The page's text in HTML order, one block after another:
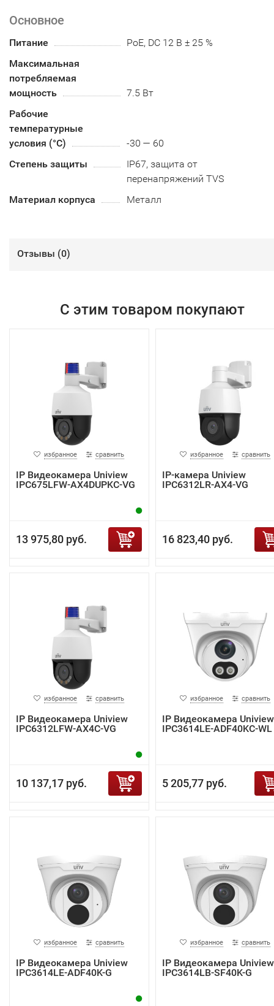
Основное
Питание
PoE, DC 12 В ± 25 %
Максимальная
потребляемая
мощность
7.5 Вт
Рабочие
температурные
условия (°С)
-30 — 60
Степень защиты
IP67, защита от
перенапряжений TVS
Материал корпуса
Металл
Отзывы (0)
С этим товаром покупают
избранное сравнить
IP Видеокамера Uniview
IPC675LFW-AX4DUPKC-VG
13 975,80 руб.
избранное сравнить
IP-камера Uniview
IPC6312LR-AX4-VG
16 823,40 руб.
избранное сравнить
IP Видеокамера Uniview
IPC6312LFW-AX4C-VG
10 137,17 руб.
избранное сравнить
IP Видеокамера Uniview
IPC3614LE-ADF40KC-WL
5 205,77 руб.
избранное сравнить
IP Видеокамера Uniview
IPC3614LE-ADF40K-G
избранное сравнить
IP Видеокамера Uniview
IPC3614LB-SF40K-G